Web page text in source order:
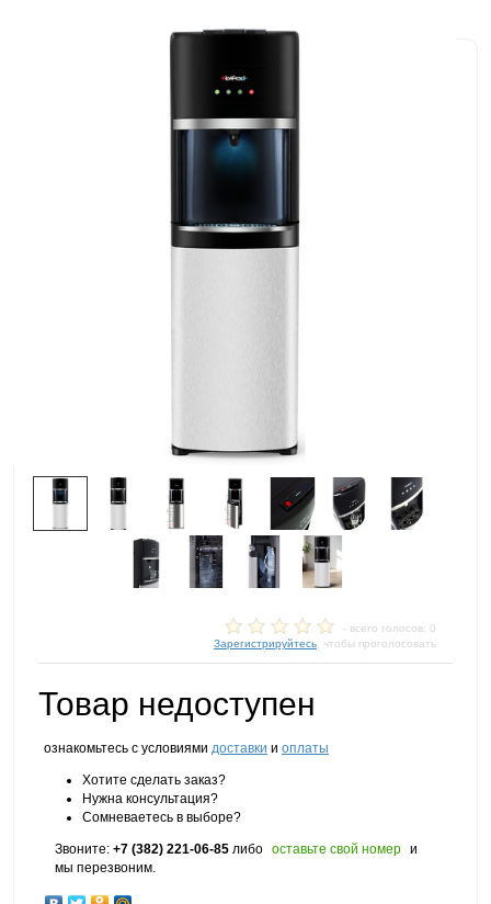
- всего голосов: 0
Зарегистрируйтесь , чтобы проголосовать
Товар недоступен
ознакомьтесь с условиями доставки и оплаты
Хотите сделать заказ?
Нужна консультация?
Сомневаетесь в выборе?
Звоните: +7 (382) 221-06-85 либо оставьте свой номер и
мы перезвоним.